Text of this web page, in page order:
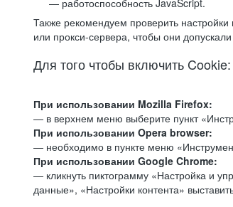
работоспособность JavaScript.
Также рекомендуем проверить
или прокси-сервера, чтобы они
Для того чтобы включить Cookie:
При использовании Mozilla Firefox:
— в верхнем меню выберите пункт
При использовании Opera browser:
— необходимо в пункте меню
При использовании Google Chrome:
— кликнуть пиктограмму «Настройка и
данные», «Настройки контента»